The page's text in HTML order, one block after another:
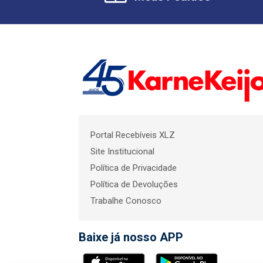
Portal Recebíveis XLZ
Site Institucional
Política de Privacidade
Política de Devoluções
Trabalhe Conosco
Baixe já nosso APP